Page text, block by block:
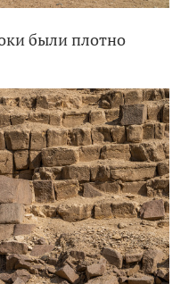
были плотно